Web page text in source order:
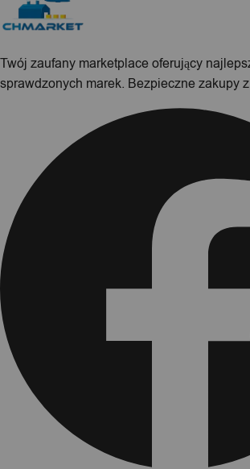
Twój zaufany marketplace oferujący
sprawdzonych marek. Bezpieczne zakupy